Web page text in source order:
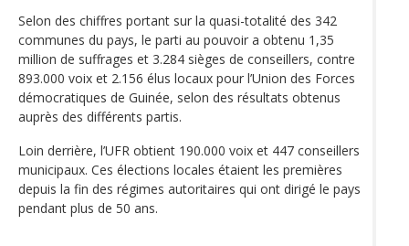
Selon des chiffres portant sur la quasi-totalité des 342
communes du pays, le parti au pouvoir a obtenu 1,35
million de suffrages et 3.284 sièges de conseillers, contre
893.000 voix et 2.156 élus locaux pour l’Union des Forces
démocratiques de Guinée, selon des résultats obtenus
auprès des différents partis.
Loin derrière, l’UFR obtient 190.000 voix et 447 conseillers
municipaux. Ces élections locales étaient les premières
depuis la fin des régimes autoritaires qui ont dirigé le pays
pendant plus de 50 ans.